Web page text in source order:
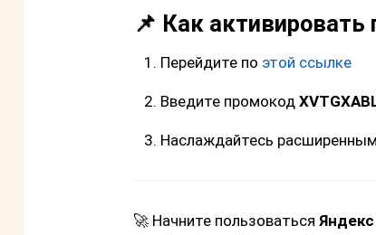
📌 Как активировать
Перейдите по этой ссылке
Введите промокод
Наслаждайтесь
🚀 Начните пользоваться